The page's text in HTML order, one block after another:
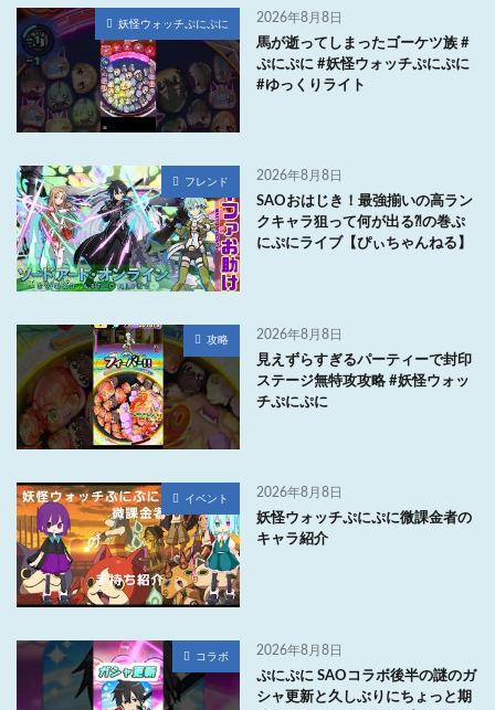
妖怪ウォッチぷにぷに 2026年8月8日
馬が逝ってしまったゴーケツ族 #
ぷにぷに #妖怪ウォッチぷにぷに
#ゆっくりライト
フレンド 2026年8月8日
SAOおはじき！最強揃いの高ラン
クキャラ狙って何が出る⁈の巻ぷ
にぷにライブ【ぴぃちゃんねる】
攻略 2026年8月8日
見えずらすぎるパーティーで封印
ステージ無特攻攻略 #妖怪ウォッ
チぷにぷに
イベント 2026年8月8日
妖怪ウォッチぷにぷに微課金者の
キャラ紹介
コラボ 2026年8月8日
ぷにぷに SAOコラボ後半の謎のガ
シャ更新と久しぶりにちょっと期